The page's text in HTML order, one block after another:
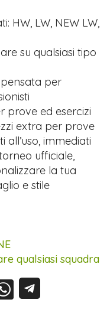
HW, LW, NEW LW,
su qualsiasi tipo
per
prove ed esercizi
extra per prove
immediati
ufficiale,
la tua
e stile
qualsiasi squadra